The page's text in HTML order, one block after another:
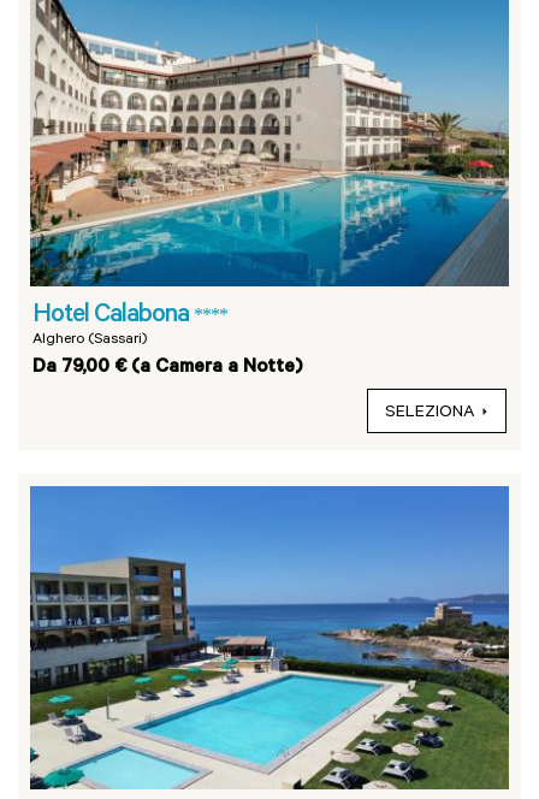
Hotel Calabona ****
Alghero (Sassari)
Da 79,00 € (a Camera a Notte)
SELEZIONA